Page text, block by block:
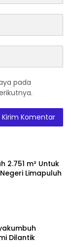
pada
2.751 m² Untuk
Limapuluh
Dilantik